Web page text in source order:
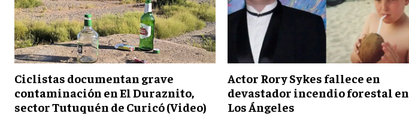
Ciclistas documentan grave
contaminación en El Duraznito,
sector Tutuquén de Curicó (Video)
Actor Rory Sykes fallece en
devastador incendio forestal en
Los Ángeles